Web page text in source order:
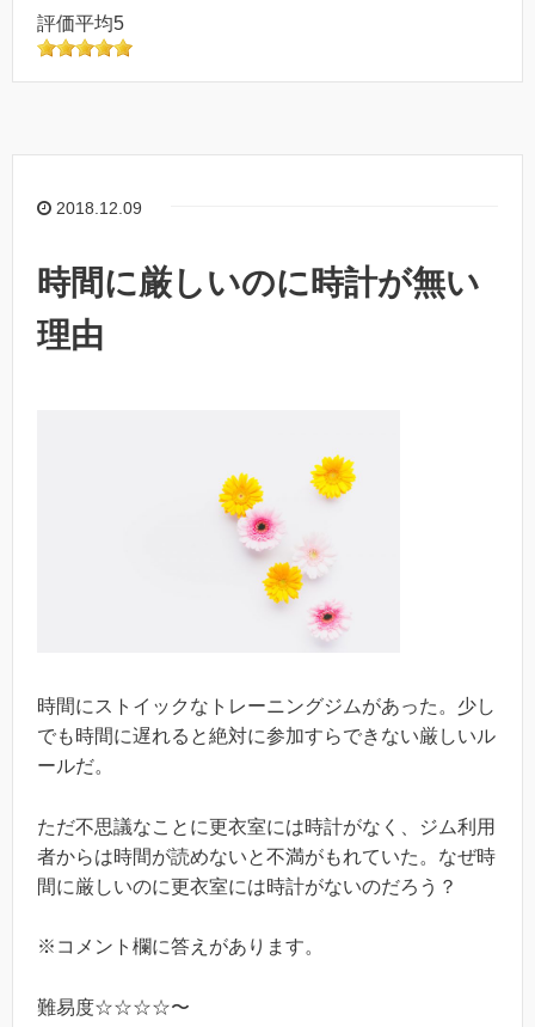
評価平均5
2018.12.09
時間に厳しいのに時計が無い
理由
時間にストイックなトレーニングジムがあった。少し
でも時間に遅れると絶対に参加すらできない厳しいル
ールだ。
ただ不思議なことに更衣室には時計がなく、ジム利用
者からは時間が読めないと不満がもれていた。なぜ時
間に厳しいのに更衣室には時計がないのだろう？
※コメント欄に答えがあります。
難易度☆☆☆☆〜